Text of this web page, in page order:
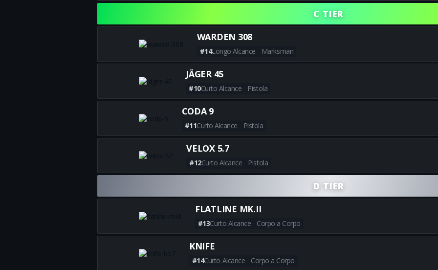
Obtenha todas as melhores
C TIER
WARDEN 308
#14Longo Alcance
Marksman
Obtenha todas as melhores
JÄGER 45
#10Curto Alcance
Pistola
Obtenha todas as melhores
CODA 9
#11Curto Alcance
Pistola
Obtenha todas as melhores
VELOX 5.7
#12Curto Alcance
Pistola
Obtenha todas as melhores
D TIER
FLATLINE MK.II
#13Curto Alcance
Corpo a Corpo
Obtenha todas as melhores
KNIFE
#14Curto Alcance
Corpo a Corpo